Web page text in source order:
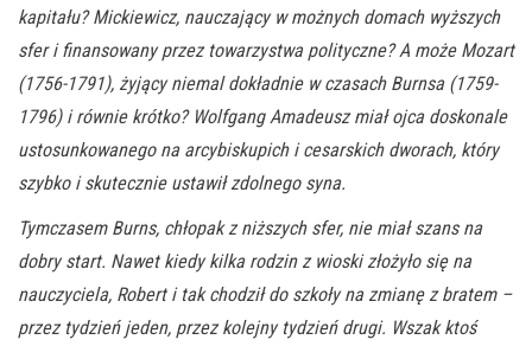
kapitału? Mickiewicz, nauczający w możnych domach wyższych
sfer i finansowany przez towarzystwa polityczne? A może Mozart
(1756-1791), żyjący niemal dokładnie w czasach Burnsa (1759-
1796) i równie krótko? Wolfgang Amadeusz miał ojca doskonale
ustosunkowanego na arcybiskupich i cesarskich dworach, który
szybko i skutecznie ustawił zdolnego syna.
Tymczasem Burns, chłopak z niższych sfer, nie miał szans na
dobry start. Nawet kiedy kilka rodzin z wioski złożyło się na
nauczyciela, Robert i tak chodził do szkoły na zmianę z bratem –
przez tydzień jeden, przez kolejny tydzień drugi. Wszak ktoś